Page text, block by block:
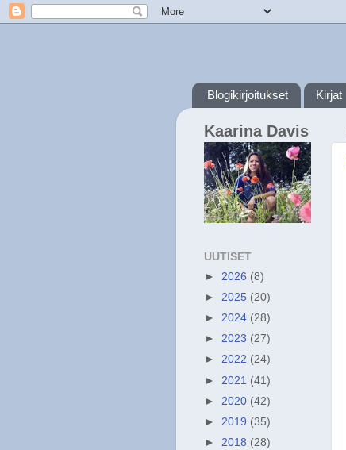
Blogikirjoitukset Kirjat
Kaarina Davis
UUTISET
► 2026 (8)
► 2025 (20)
► 2024 (28)
► 2023 (27)
► 2022 (24)
► 2021 (41)
► 2020 (42)
► 2019 (35)
► 2018 (28)